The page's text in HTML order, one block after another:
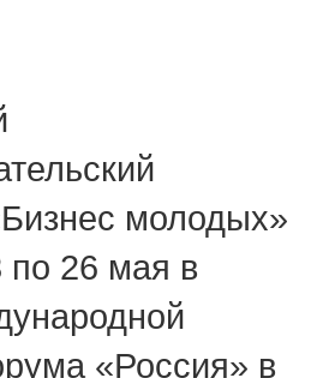
молодых»
по 26 мая в
«Россия» в